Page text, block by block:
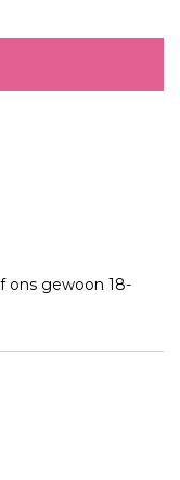
ons gewoon 18-